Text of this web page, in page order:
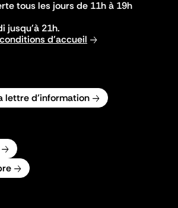
tous les jours de 11h à 19h
jusqu'à 21h.
d'accueil
lettre d'information